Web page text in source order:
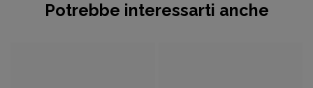
Potrebbe interessarti anche